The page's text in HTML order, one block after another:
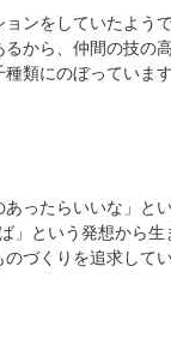
ンをしていたよう
から、仲間の技の
類にのぼっています
ったらいいな」と
という発想から生
づくりを追求してい